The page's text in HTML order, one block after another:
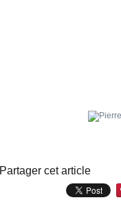
Partager cet article